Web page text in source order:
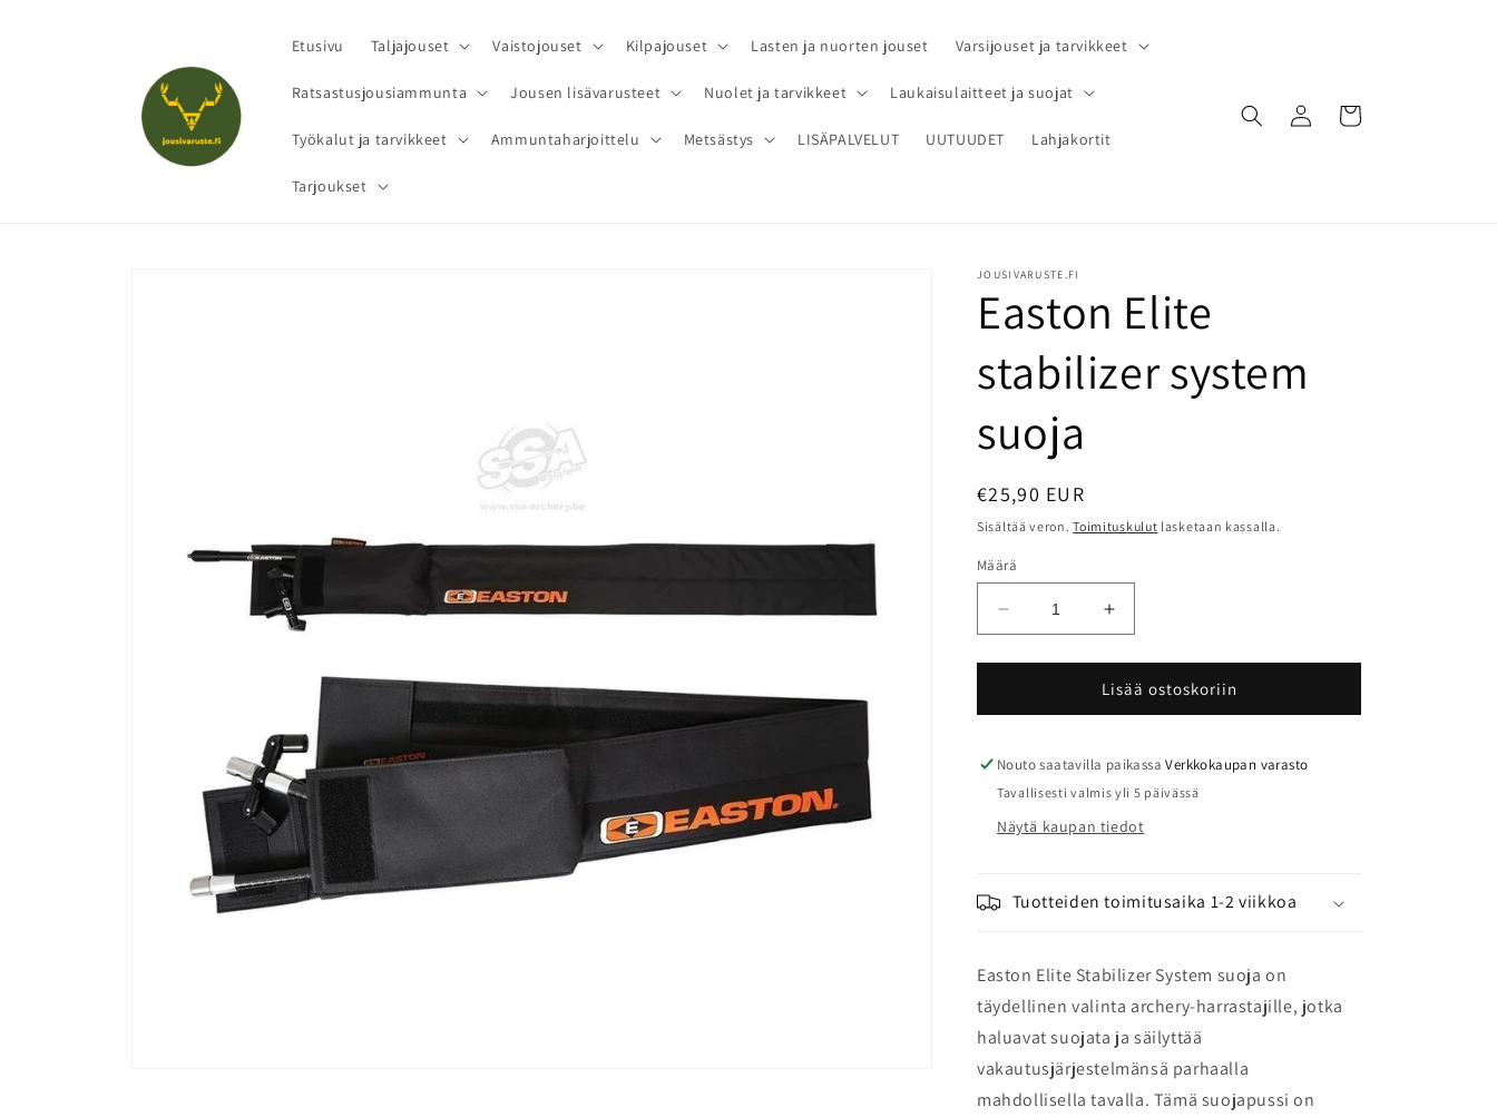
Etusivu Taljajouset Vaistojouset Kilpajouset Lasten ja nuorten jouset Varsijouset ja tarvikkeet
Ratsastusjousiammunta Jousen lisävarusteet Nuolet ja tarvikkeet Laukaisulaitteet ja suojat
Työkalut ja tarvikkeet Ammuntaharjoittelu Metsästys LISÄPALVELUT UUTUUDET Lahjakortit
Tarjoukset
Kirjaudu
sisään
Ostoskori
JOUSIVARUSTE.FI
Easton Elite
stabilizer system
suoja
Normaalihinta
€25,90 EUR
Sisältää veron.Toimituskulut lasketaan kassalla.
Määrä
Vähennä
tuotteen
Easton
stabilizer
suoja
määrää
Lisää
tuotteen
Easton
Elite
stabilizer
suoja
määrää
Lisää ostoskoriin
Nouto saatavilla paikassaVerkkokaupan varasto
Tavallisesti valmis yli 5 päivässä
Näytä kaupan tiedot
Tuotteiden toimitusaika 1-2 viikkoa
Easton Elite Stabilizer System suoja on
täydellinen valinta archery-harrastajille, jotka
haluavat suojata ja säilyttää
vakautusjärjestelmänsä parhaalla
mahdollisella tavalla. Tämä suojapussi on